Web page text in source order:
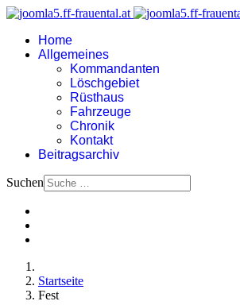
Home
Allgemeines
Kommandanten
Löschgebiet
Rüsthaus
Fahrzeuge
Chronik
Kontakt
Beitragsarchiv
Suchen
Startseite
Fest